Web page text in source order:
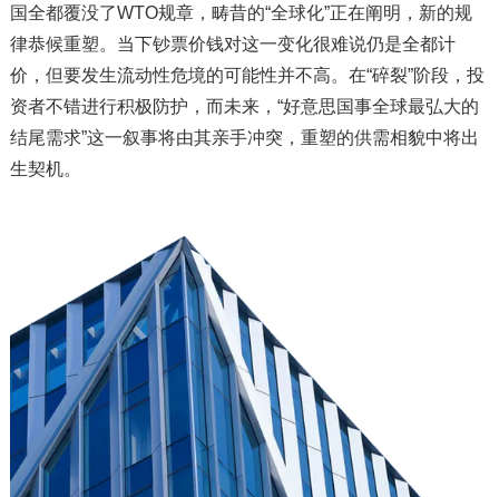
国全都覆没了WTO规章，畴昔的“全球化”正在阐明，新的规
律恭候重塑。当下钞票价钱对这一变化很难说仍是全都计
价，但要发生流动性危境的可能性并不高。在“碎裂”阶段，投
资者不错进行积极防护，而未来，“好意思国事全球最弘大的
结尾需求”这一叙事将由其亲手冲突，重塑的供需相貌中将出
生契机。